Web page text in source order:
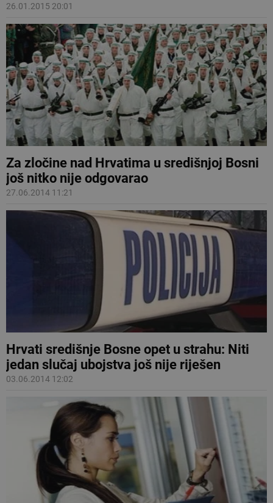
26.01.2015 20:01
Za zločine nad Hrvatima u središnjoj Bosni
još nitko nije odgovarao
27.06.2014 11:21
Hrvati središnje Bosne opet u strahu: Niti
jedan slučaj ubojstva još nije riješen
03.06.2014 12:02